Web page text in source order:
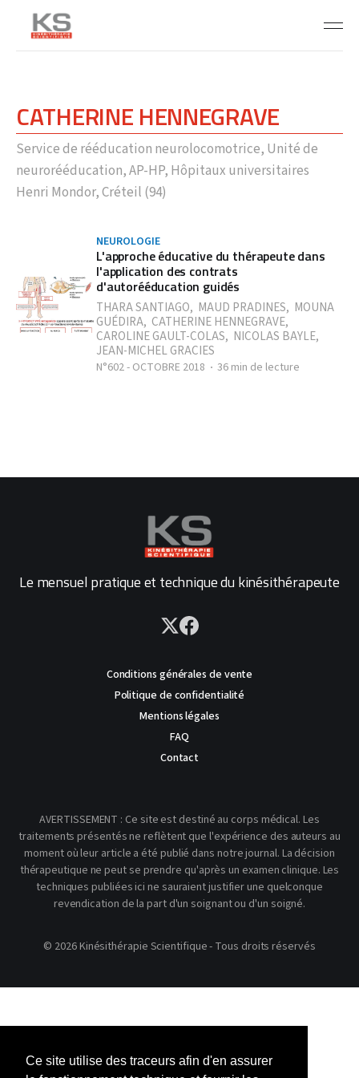
Ce site utilise des traceurs afin d'en assurer
CATHERINE HENNEGRAVE
Service de rééducation neurolocomotrice, Unité de
neurorééducation, AP-HP, Hôpitaux universitaires
Henri Mondor, Créteil (94)
NEUROLOGIE
L'approche éducative du thérapeute dans
l'application des contrats
d'autorééducation guidés
THARA SANTIAGO, MAUD PRADINES, MOUNA
GUÉDIRA, CATHERINE HENNEGRAVE,
CAROLINE GAULT-COLAS, NICOLAS BAYLE,
JEAN-MICHEL GRACIES
N°602 - OCTOBRE 2018 36 min de lecture
Le mensuel pratique et technique du kinésithérapeute
Conditions générales de vente
Politique de confidentialité
Mentions légales
FAQ
Contact
AVERTISSEMENT : Ce site est destiné au corps médical. Les
traitements présentés ne reflètent que l'expérience des auteurs au
moment où leur article a été publié dans notre journal. La décision
thérapeutique ne peut se prendre qu'après un examen clinique. Les
techniques publiées ici ne sauraient justifier une quelconque
revendication de la part d'un soignant ou d'un soigné.
© 2026 Kinésithérapie Scientifique - Tous droits réservés